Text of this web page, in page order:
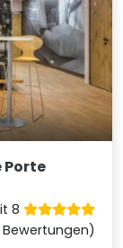
Porte
8
Bewertungen)